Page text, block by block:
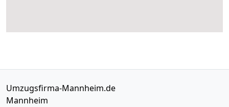
Umzugsfirma-Mannheim.de
Mannheim